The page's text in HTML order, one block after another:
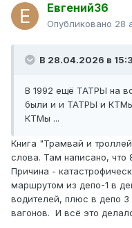
Евгений36
Опубликовано 28
В 28.04.2026 в
В 1992 ещё ТАТРЫ на
были и и ТАТРЫ и
КТМы ...
Книга "Трамвай и
слова. Там написано, что
Причина -
маршрутом из депо-1 в
водителей, плюс в депо 3
вагонов. И всё это